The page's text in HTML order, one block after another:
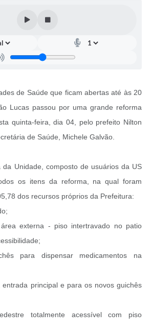
de Saúde que ficam abertas até às 20
Lucas passou por uma grande reforma
quinta-feira, dia 04, pelo prefeito Nilton
de Saúde, Michele Galvão.
Unidade, composto de usuários da US
os itens da reforma, na qual foram
dos recursos próprios da Prefeitura:
externa - piso intertravado no patio
para dispensar medicamentos na
principal e para os novos guichês
totalmente acessível com piso